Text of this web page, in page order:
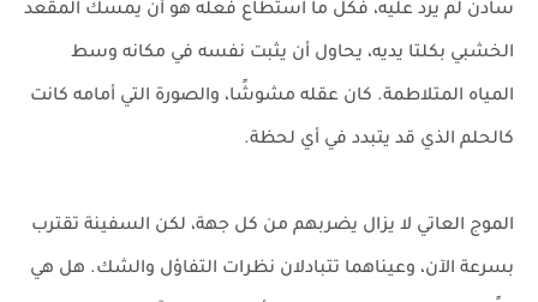
سادن لم يرد عليه، فكل ما استطاع فعله هو أن يمسك المقعد
الخشبي بكلتا يديه، يحاول أن يثبت نفسه في مكانه وسط
المياه المتلاطمة. كان عقله مشوشًا، والصورة التي أمامه كانت
كالحلم الذي قد يتبدد في أي لحظة.
الموج العاتي لا يزال يضربهم من كل جهة، لكن السفينة تقترب
بسرعة الآن، وعيناهما تتبادلان نظرات التفاؤل والشك. هل هي